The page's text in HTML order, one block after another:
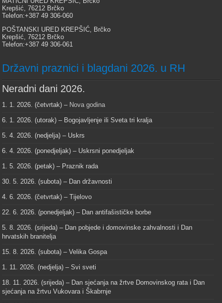
Krepšić, 76212 Brčko
Telefon:+387 49 306-060
POŠTANSKI URED KREPŠIĆ, Brčko
Krepšić, 76212 Brčko
Telefon:+387 49 306-061
Državni praznici i blagdani 2026. u RH
Neradni dani 2026.
1. 1. 2026. (četvrtak) – Nova godina
6. 1. 2026. (utorak) – Bogojavljenje ili Sveta tri kralja
5. 4. 2026. (nedjelja) – Uskrs
6. 4. 2026. (ponedjeljak) – Uskrsni ponedjeljak
1. 5. 2026. (petak) – Praznik rada
30. 5. 2026. (subota) – Dan državnosti
4. 6. 2026. (četvrtak) – Tijelovo
22. 6. 2026. (ponedjeljak) – Dan antifašističke borbe
5. 8. 2026. (srijeda) – Dan pobjede i domovinske zahvalnosti i Dan
hrvatskih branitelja
15. 8. 2026. (subota) – Velika Gospa
1. 11. 2026. (nedjelja) – Svi sveti
18. 11. 2026. (srijeda) – Dan sjećanja na žrtve Domovinskog rata i Dan
sjećanja na žrtvu Vukovara i Škabrnje